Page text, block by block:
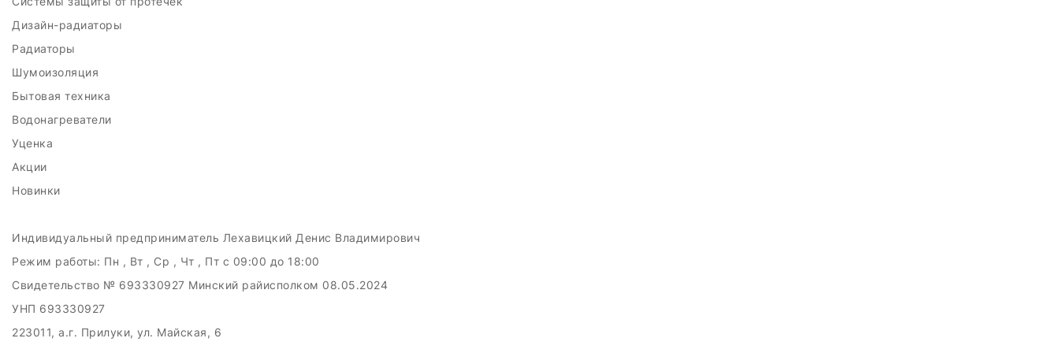
Дизайн-радиаторы
Радиаторы
Шумоизоляция
Бытовая техника
Водонагреватели
Уценка
Акции
Новинки
Индивидуальный предприниматель Лехавицкий Денис Владимирович
Режим работы: Пн , Вт , Ср , Чт , Пт c 09:00 до 18:00
Свидетельство № 693330927 Минский райисполком 08.05.2024
УНП 693330927
223011, а.г. Прилуки, ул. Майская, 6